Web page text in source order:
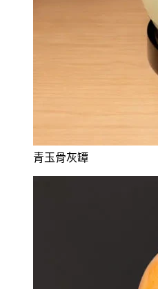
青玉骨灰罈